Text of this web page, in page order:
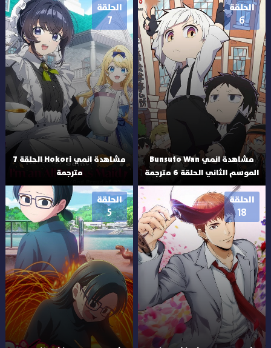
الحلقة
6
مشاهدة انمي Bunsuto Wan
الموسم الثاني الحلقة 6 مترجمة
الحلقة
7
مشاهدة انمي Hokori الحلقة 7
مترجمة
الحلقة
18
الحلقة
5